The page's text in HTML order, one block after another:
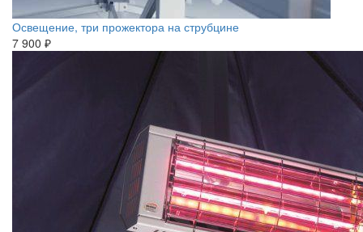
Освещение, три прожектора на струбцине
7 900 ₽